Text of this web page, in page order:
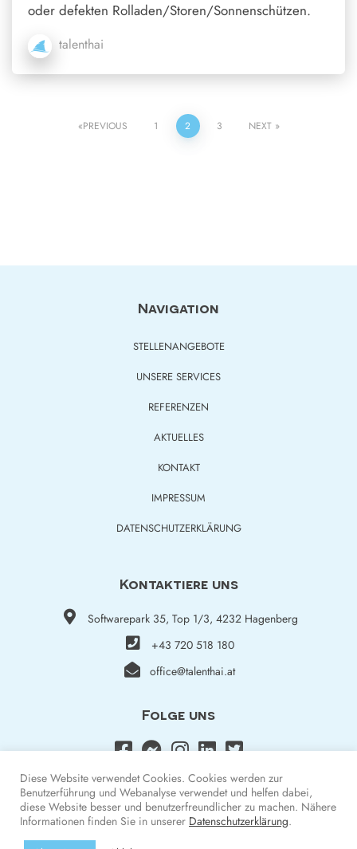
oder defekten Rolladen/Storen/Sonnenschützen.
talenthai
PREVIOUS 1 2 3 NEXT
Navigation
STELLENANGEBOTE
UNSERE SERVICES
REFERENZEN
AKTUELLES
KONTAKT
IMPRESSUM
DATENSCHUTZERKLÄRUNG
Kontaktiere uns
Softwarepark 35, Top 1/3, 4232 Hagenberg
+43 720 518 180
office@talenthai.at
Folge uns
Diese Website verwendet Cookies. Cookies werden zur
Benutzerführung und Webanalyse verwendet und helfen dabei,
diese Website besser und benutzerfreundlicher zu machen. Nähere
Informationen finden Sie in unserer Datenschutzerklärung.